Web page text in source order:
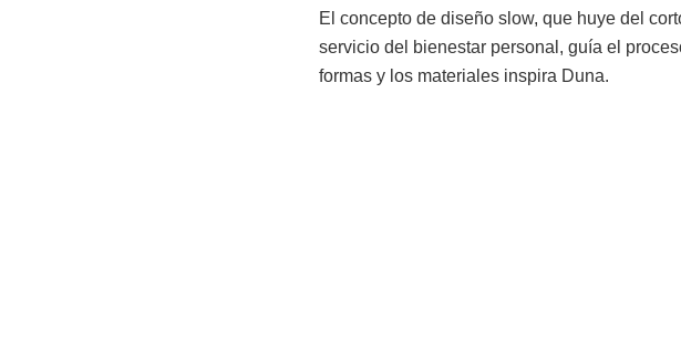
El concepto de diseño slow, que huye del
servicio del bienestar personal, guía el
formas y los materiales inspira Duna.